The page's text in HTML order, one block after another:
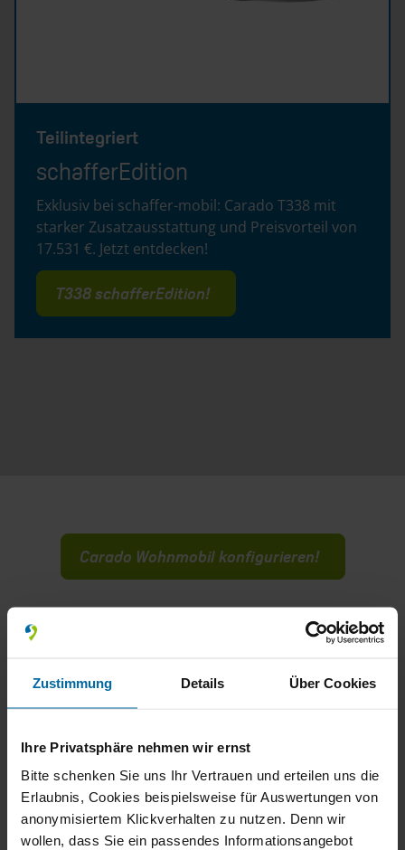
Zustimmung Details Über Cookies
Ihre Privatsphäre nehmen wir ernst
Bitte schenken Sie uns Ihr Vertrauen und erteilen uns die
Erlaubnis, Cookies beispielsweise für Auswertungen von
anonymisiertem Klickverhalten zu nutzen. Denn wir
wollen, dass Sie ein passendes Informationsangebot
Teilintegriert
schafferEdition
Exklusiv bei schaffer-mobil: Carado T338 mit
starker Zusatzausstattung und Preisvorteil von
17.531 €. Jetzt entdecken!
T338 schafferEdition!
Carado Wohnmobil konfigurieren!
Entdecken Sie Carado Reisemobile bei
schaffer-mobil
Ausgewählten Fahrzeugtyp: Wohnmobil
Filter(1) Sortieren